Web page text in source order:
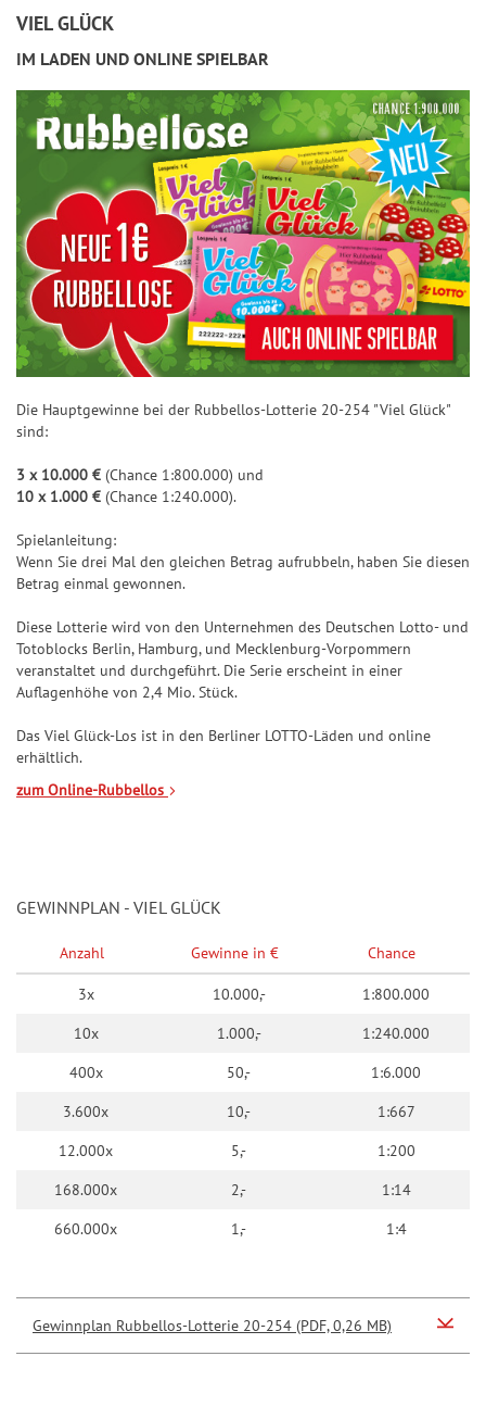
l
d
e
n
e
7
N
E
O
C
A
S
a
y
G
l
ü
c
k
e
7
e
s
f
a
ll
o
s
e
2
0
E
u
r
-
R
u
e
ll
s
e
J
a
h
e
e
K
VIEL GLÜCK
IM LADEN UND ONLINE SPIELBAR
Die Hauptgewinne bei der Rubbellos-Lotterie 20-254 "Viel Glück"
sind:
3 x 10.000 € (Chance 1:800.000) und
10 x 1.000 € (Chance 1:240.000).
Spielanleitung:
Wenn Sie drei Mal den gleichen Betrag aufrubbeln, haben Sie diesen
Betrag einmal gewonnen.
Diese Lotterie wird von den Unternehmen des Deutschen Lotto- und
Totoblocks Berlin, Hamburg, und Mecklenburg-Vorpommern
veranstaltet und durchgeführt. Die Serie erscheint in einer
Auflagenhöhe von 2,4 Mio. Stück.
Das Viel Glück-Los ist in den Berliner LOTTO-Läden und online
erhältlich.
zum Online-Rubbellos
GEWINNPLAN - VIEL GLÜCK
Anzahl Gewinne in € Chance
3x 10.000,-
1:800.000
10x
1.000,-
1:240.000
400x
50,-
1:6.000
3.600x
10,-
1:667
12.000x
5,-
1:200
168.000x
2,-
1:14
660.000x
1,- 1:4
Gewinnplan Rubbellos-Lotterie 20-254 (PDF, 0,26 MB)